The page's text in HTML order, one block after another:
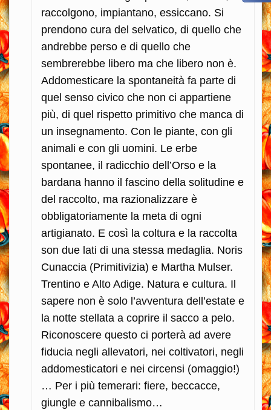
raccolgono, impiantano, essiccano. Si
prendono cura del selvatico, di quello che
andrebbe perso e di quello che
sembrerebbe libero ma che libero non è.
Addomesticare la spontaneità fa parte di
quel senso civico che non ci appartiene
più, di quel rispetto primitivo che manca di
un insegnamento. Con le piante, con gli
animali e con gli uomini. Le erbe
spontanee, il radicchio dell’Orso e la
bardana hanno il fascino della solitudine e
del raccolto, ma razionalizzare è
obbligatoriamente la meta di ogni
artigianato. E così la coltura e la raccolta
son due lati di una stessa medaglia. Noris
Cunaccia (Primitivizia) e Martha Mulser.
Trentino e Alto Adige. Natura e cultura. Il
sapere non è solo l’avventura dell’estate e
la notte stellata a coprire il sacco a pelo.
Riconoscere questo ci porterà ad avere
fiducia negli allevatori, nei coltivatori, negli
addomesticatori e nei circensi (omaggio!)
… Per i più temerari: fiere, beccacce,
giungle e cannibalismo…